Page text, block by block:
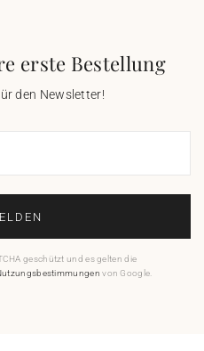
erste Bestellung
den Newsletter!
geschützt und es gelten die
von Google.